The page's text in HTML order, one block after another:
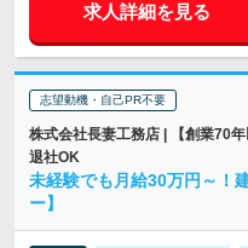
求人詳細を見る
志望動機・自己PR不要
株式会社長妻工務店 | 【創業70
退社OK
未経験でも月給30万円～！
ー】